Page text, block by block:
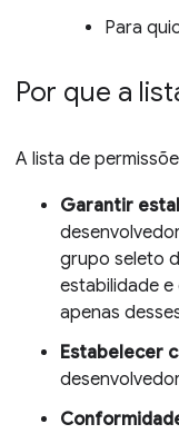
Para
Por que a
A lista de
Garantir
grupo seleto
estabilidade e
apenas
Estabelecer